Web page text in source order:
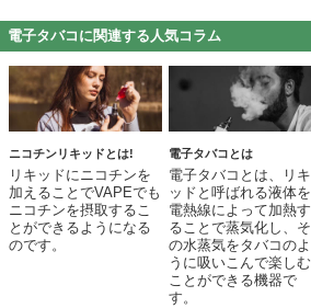
電子タバコに関連する人気コラム
ニコチンリキッドとは!
リキッドにニコチンを
加えることでVAPEでも
ニコチンを摂取するこ
とができるようになる
のです。
電子タバコとは
電子タバコとは、リキ
ッドと呼ばれる液体を
電熱線によって加熱す
ることで蒸気化し、そ
の水蒸気をタバコのよ
うに吸いこんで楽しむ
ことができる機器で
す。